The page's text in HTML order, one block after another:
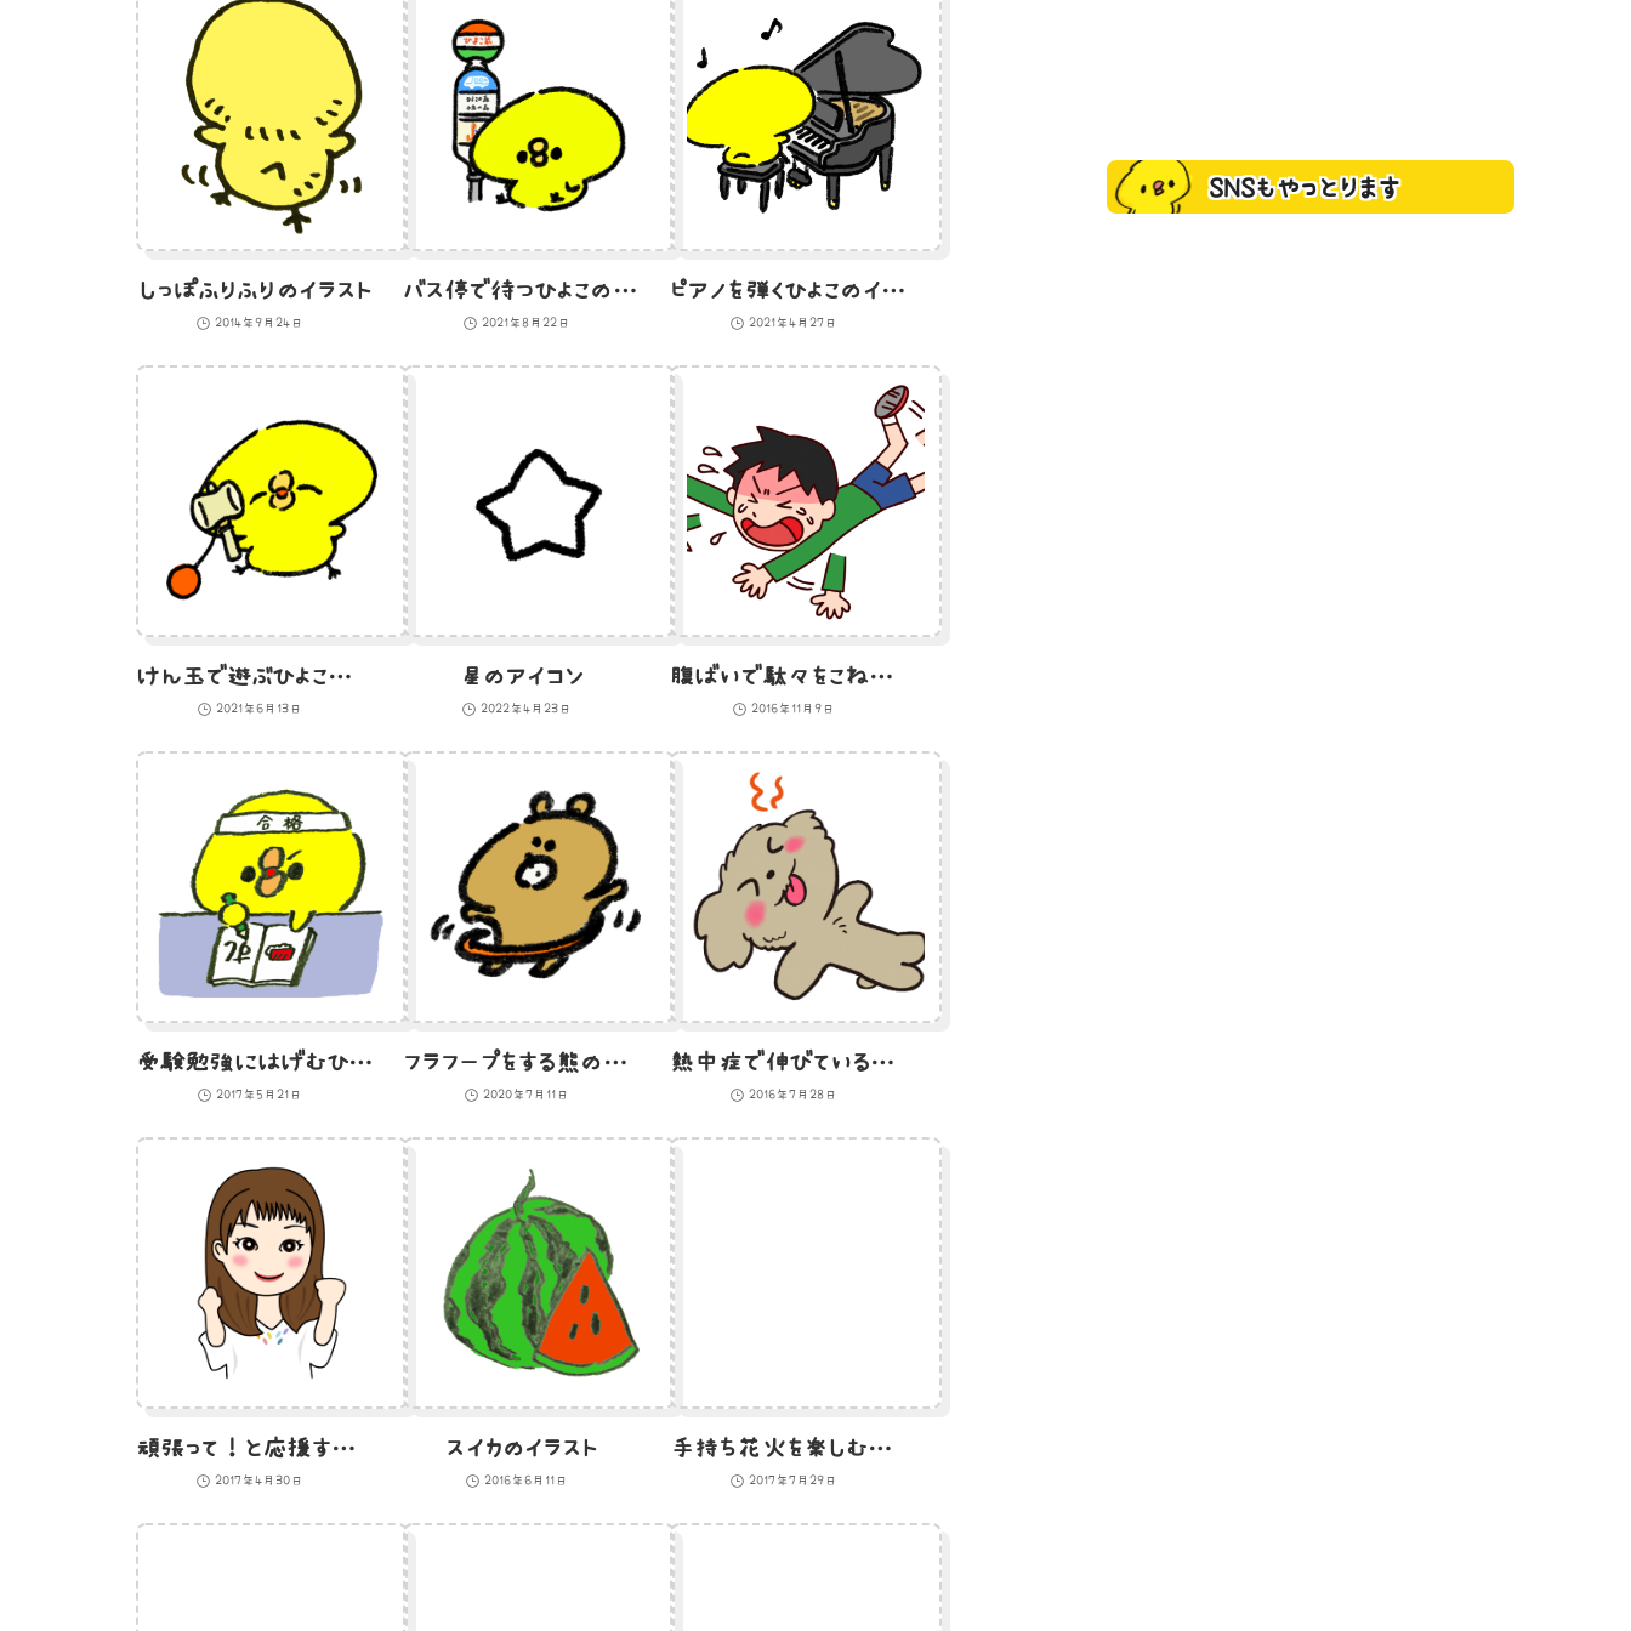
しっぽふりふりのイラスト
2014年9月24日
バス停で待つひよこのイラスト
2021年8月22日
ピアノを弾くひよこのイラスト
2021年4月27日
けん玉で遊ぶひよこのイラスト
2021年6月13日
星のアイコン
2022年4月23日
腹ばいで駄々をこねる少年のイラスト
2016年11月9日
受験勉強にはげむひよこのイラスト
2017年5月21日
フラフープをする熊のイラスト
2020年7月11日
熱中症で伸びているわんちゃんのイラスト
2016年7月28日
頑張って！と応援する女性
2017年4月30日
スイカのイラスト
2016年6月11日
手持ち花火を楽しむひよこのイラスト
2017年7月29日
SNSもやっとります